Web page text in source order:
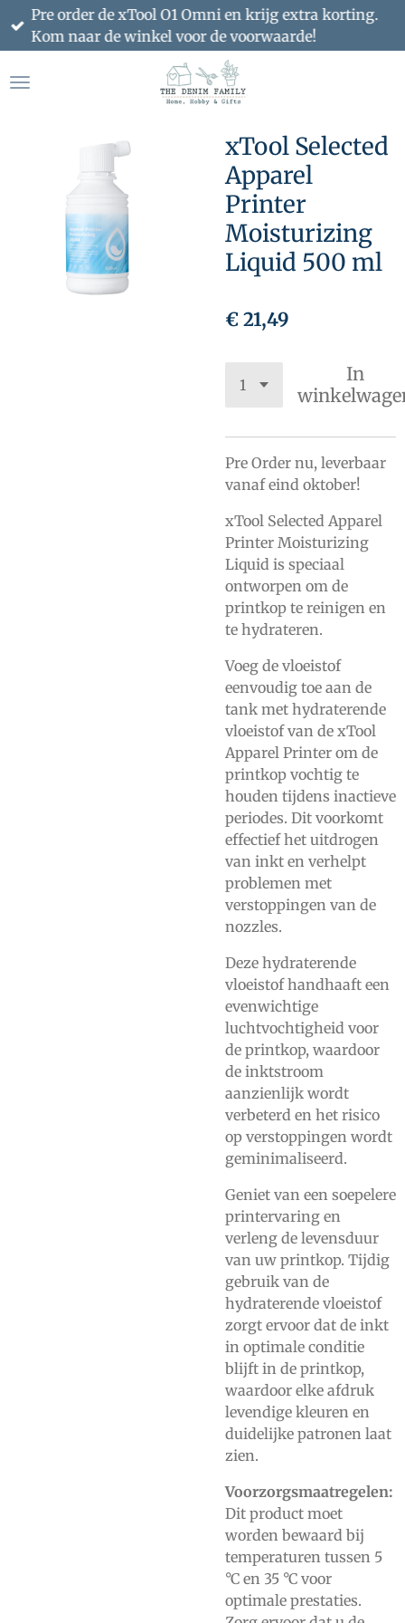
Ga
direct
de
Pre order de xTool O1 Omni en krijg extra korting.
Kom naar de winkel voor de voorwaarde!
xTool Selected
Apparel
Printer
Moisturizing
Liquid 500 ml
€ 21,49
In
Pre Order nu, leverbaar
vanaf eind oktober!
xTool Selected Apparel
Printer Moisturizing
Liquid is speciaal
ontworpen om de
printkop te reinigen en
te hydrateren.
Voeg de vloeistof
eenvoudig toe aan de
tank met hydraterende
vloeistof van de xTool
Apparel Printer om de
printkop vochtig te
houden tijdens inactieve
periodes. Dit voorkomt
effectief het uitdrogen
van inkt en verhelpt
problemen met
verstoppingen van de
nozzles.
Deze hydraterende
vloeistof handhaaft een
evenwichtige
luchtvochtigheid voor
de printkop, waardoor
de inktstroom
aanzienlijk wordt
verbeterd en het risico
op verstoppingen wordt
geminimaliseerd.
Geniet van een soepelere
printervaring en
verleng de levensduur
van uw printkop. Tijdig
gebruik van de
hydraterende vloeistof
zorgt ervoor dat de inkt
in optimale conditie
blijft in de printkop,
waardoor elke afdruk
levendige kleuren en
duidelijke patronen laat
zien.
Voorzorgsmaatregelen:
Dit product moet
worden bewaard bij
temperaturen tussen 5
°C en 35 °C voor
optimale prestaties.